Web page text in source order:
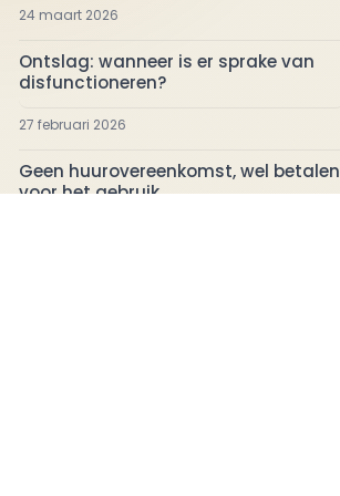
24 maart 2026
Ontslag: wanneer is er sprake van
disfunctioneren?
27 februari 2026
Geen huurovereenkomst, wel betalen
voor het gebruik